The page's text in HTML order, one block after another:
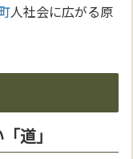
人社会に広がる原
道」